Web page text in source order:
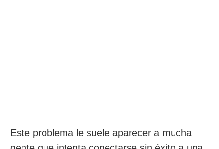
Este problema le suele aparecer a mucha